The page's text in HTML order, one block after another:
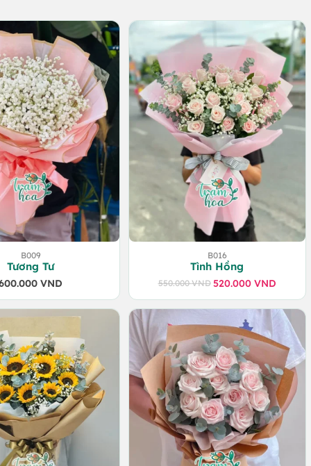
B009
Tương Tư
VND
B016
Tình Hồng
550.000VND Giá
gốc
là:
550.000 VND.
520.000 VND
Giá
hiện
tại
là:
520.000 VND.